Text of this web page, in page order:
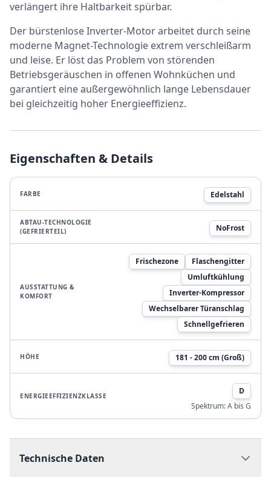
verlängert ihre Haltbarkeit spürbar.
Der bürstenlose Inverter-Motor arbeitet durch seine
moderne Magnet-Technologie extrem verschleißarm
und leise. Er löst das Problem von störenden
Betriebsgeräuschen in offenen Wohnküchen und
garantiert eine außergewöhnlich lange Lebensdauer
bei gleichzeitig hoher Energieeffizienz.
Eigenschaften & Details
FARBE Edelstahl
ABTAU-TECHNOLOGIE
(GEFRIERTEIL)
NoFrost
AUSSTATTUNG &
KOMFORT
Frischezone
Flaschengitter
Umluftkühlung
Inverter-Kompressor
Wechselbarer Türanschlag
Schnellgefrieren
HÖHE 181 - 200 cm (Groß)
ENERGIEEFFIZIENZKLASSE
D
Spektrum:A bis G
Technische Daten